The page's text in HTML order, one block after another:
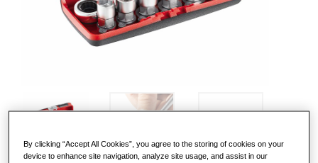
By clicking “Accept All Cookies”, you agree to the storing of cookies on your
device to enhance site navigation, analyze site usage, and assist in our